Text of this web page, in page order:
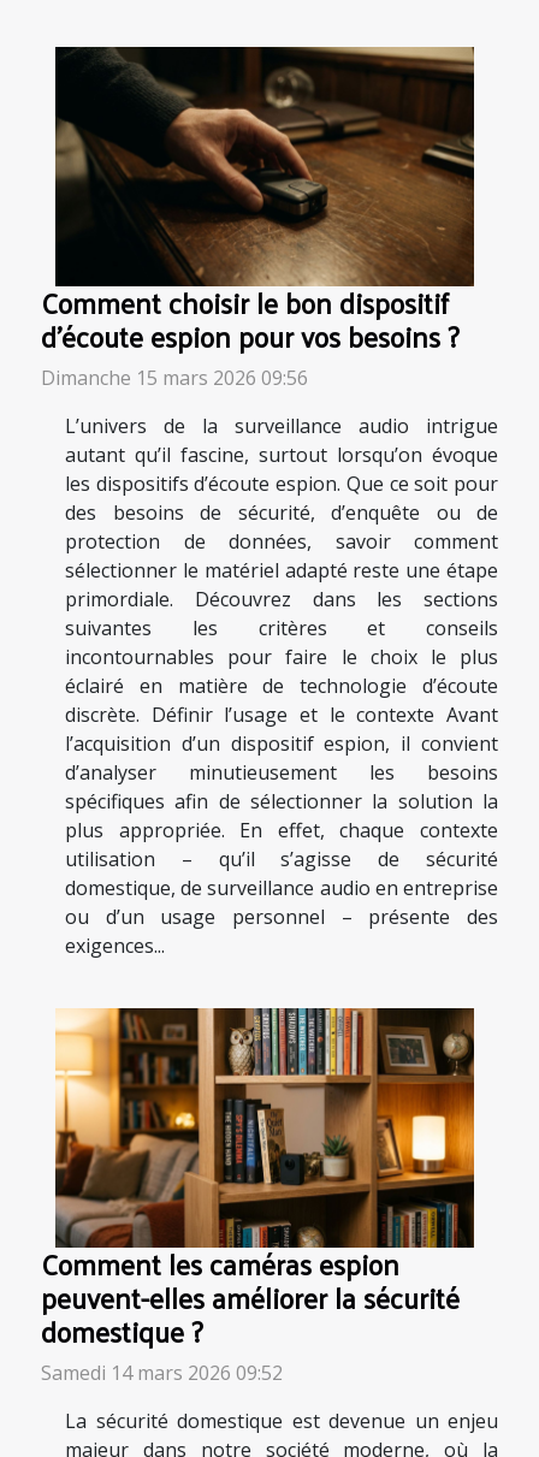
Comment choisir le bon dispositif
d'écoute espion pour vos besoins ?
Dimanche 15 mars 2026 09:56
L’univers de la surveillance audio intrigue
autant qu’il fascine, surtout lorsqu’on évoque
les dispositifs d’écoute espion. Que ce soit pour
des besoins de sécurité, d’enquête ou de
protection de données, savoir comment
sélectionner le matériel adapté reste une étape
primordiale. Découvrez dans les sections
suivantes les critères et conseils
incontournables pour faire le choix le plus
éclairé en matière de technologie d’écoute
discrète. Définir l’usage et le contexte Avant
l’acquisition d’un dispositif espion, il convient
d’analyser minutieusement les besoins
spécifiques afin de sélectionner la solution la
plus appropriée. En effet, chaque contexte
utilisation – qu’il s’agisse de sécurité
domestique, de surveillance audio en entreprise
ou d’un usage personnel – présente des
exigences...
Comment les caméras espion
peuvent-elles améliorer la sécurité
domestique ?
Samedi 14 mars 2026 09:52
La sécurité domestique est devenue un enjeu
majeur dans notre société moderne, où la